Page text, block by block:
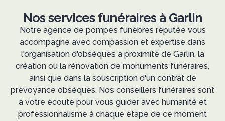
Nos services funéraires à Garlin
Notre agence de pompes funèbres réputée vous
accompagne avec compassion et expertise dans
l'organisation d'obsèques à proximité de Garlin, la
création ou la rénovation de monuments funéraires,
ainsi que dans la souscription d'un contrat de
prévoyance obsèques. Nos conseillers funéraires sont
à votre écoute pour vous guider avec humanité et
professionnalisme à chaque étape de ce moment